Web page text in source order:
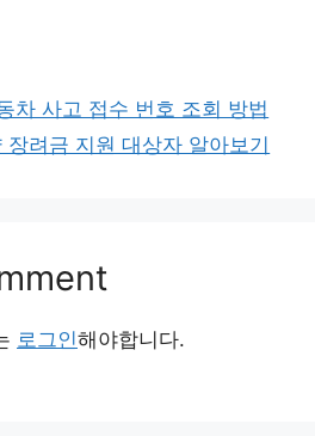
차 사고 접수 번호 조회 방법
려금 지원 대상자 알아보기
로그인해야합니다.